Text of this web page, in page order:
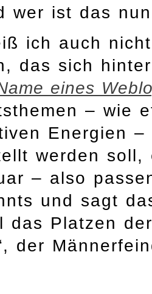
wer ist das
ich auch
das sich
eines
– wie
Energien
werden soll,
– also
und sagt
das Platzen
der